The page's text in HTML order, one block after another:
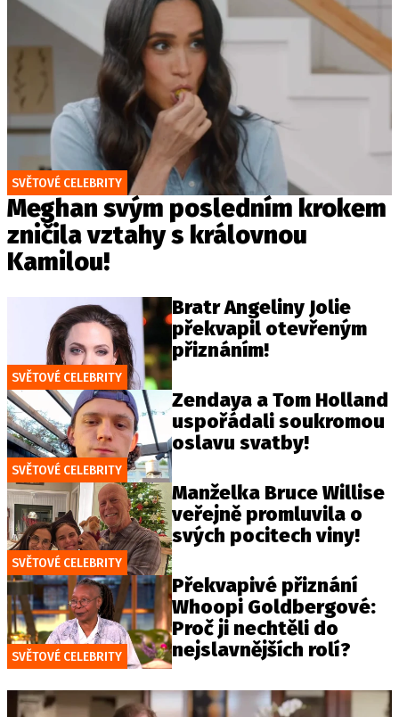
SVĚTOVÉ CELEBRITY
Meghan svým posledním krokem
zničila vztahy s královnou
Kamilou!
SVĚTOVÉ CELEBRITY
Bratr Angeliny Jolie
překvapil otevřeným
přiznáním!
SVĚTOVÉ CELEBRITY
Zendaya a Tom Holland
uspořádali soukromou
oslavu svatby!
SVĚTOVÉ CELEBRITY
Manželka Bruce Willise
veřejně promluvila o
svých pocitech viny!
SVĚTOVÉ CELEBRITY
Překvapivé přiznání
Whoopi Goldbergové:
Proč ji nechtěli do
nejslavnějších rolí?